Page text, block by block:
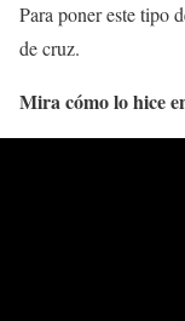
Para poner este tipo
de cruz.
Mira cómo lo hice